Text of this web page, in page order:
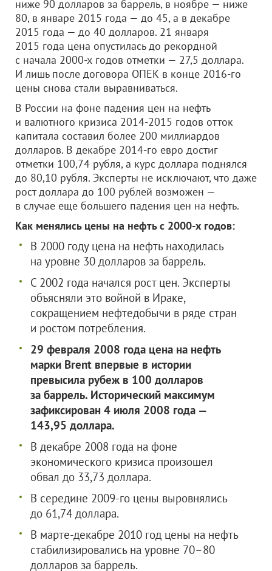
ниже 90 долларов за баррель, в ноябре — ниже
80, в январе 2015 года — до 45, а в декабре
2015 года — до 40 долларов. 21 января
2015 года цена опустилась до рекордной
с начала 2000-х годов отметки — 27,5 доллара.
И лишь после договора ОПЕК в конце 2016-го
цены снова стали выравниваться.
В России на фоне падения цен на нефть
и валютного кризиса 2014-2015 годов отток
капитала составил более 200 миллиардов
долларов. В декабре 2014-го евро достиг
отметки 100,74 рубля, а курс доллара поднялся
до 80,10 рубля. Эксперты не исключают, что даже
рост доллара до 100 рублей возможен —
в случае еще большего падения цен на нефть.
Как менялись цены на нефть с 2000-х годов:
В 2000 году цена на нефть находилась
на уровне 30 долларов за баррель.
С 2002 года начался рост цен. Эксперты
объясняли это войной в Ираке,
сокращением нефтедобычи в ряде стран
и ростом потребления.
29 февраля 2008 года цена на нефть
марки Brent впервые в истории
превысила рубеж в 100 долларов
за баррель. Исторический максимум
зафиксирован 4 июля 2008 года —
143,95 доллара.
В декабре 2008 года на фоне
экономического кризиса произошел
обвал до 33,73 доллара.
В середине 2009-го цены выровнялись
до 61,74 доллара.
В марте-декабре 2010 год цены на нефть
стабилизировались на уровне 70–80
долларов за баррель.